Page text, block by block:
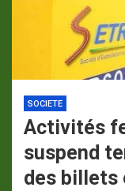
SOCIETE
Activités
suspend
des billets